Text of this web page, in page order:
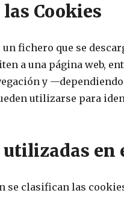
las Cookies
un fichero que se
a una página web,
y
utilizarse para
utilizadas en
se clasifican las